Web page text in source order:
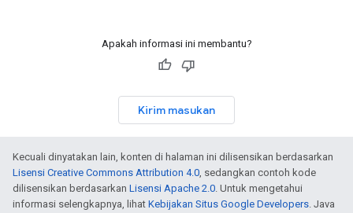
Apakah informasi ini membantu?
Kirim masukan
Kecuali dinyatakan lain, konten di halaman ini dilisensikan berdasarkan
Lisensi Creative Commons Attribution 4.0, sedangkan contoh kode
dilisensikan berdasarkan Lisensi Apache 2.0. Untuk mengetahui
informasi selengkapnya, lihat Kebijakan Situs Google Developers. Java